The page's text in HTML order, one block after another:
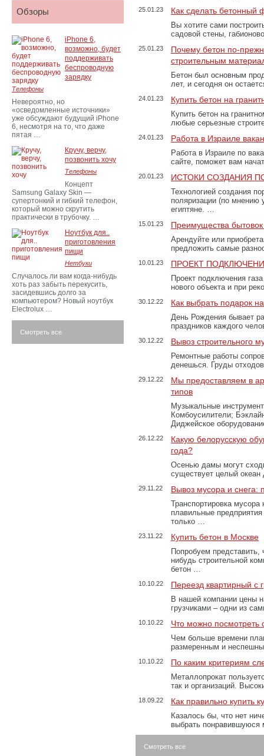
25.01.23 Как сделать бетонный
Вы хотите сами
садовой стены,
25.01.23
Почему бетон по-
строительным
Бетон был основным
лет, и сегодня он
24.01.23 Купить бетон на
Купить бетон на
любые серьезные
24.01.23 Работа в Израиле
Работа в Израиле по
сайте, поможет вам
20.01.23 ИСТОКИ СОЗДАНИЯ
Технологией создания
поляризации (по
египтяне. …
15.01.23 Преимущества
Арендуйте или
предложить самые
10.01.23 ПРОЕКТ
Проект подключения
нового объекта и при
30.12.22 Как выбрать подарок
День Рождения бывает
праздников каждого
30.12.22 Вывоз строительного
Ремонтные работы
денешься. Груды
29.12.22
Мы предоставляем в
типов
Музыкальные
Комбоусилители;
Диджейское
26.12.22
Какую белорусскую
года?
Осенью дамы могут
существует целый
29.11.22 Вывоз мусора и
Транспортировка
плавильные
только …
23.11.22 Купить бетон в Москве
Попробуем представить,
нибудь строительной
бетон …
10.10.22 Переезд квартирный с
В нашей компании цены
грузчиками – одни из
10.10.22 Что можно посмотреть
Чем больше времени
размеренным и
10.10.22 По каким критериям
Металлопрокат
так и организаций.
18.09.22 Как правильно купить
Казалось бы, что нет
выбрать
Смотреть все
Обзоры
iPhone 6,
возможно, будет
поддерживать
беспроводную
зарядку
Телефоны
Невероятно, но
«осведомленные источники»
уже обсуждают будущий iPhone
6, несмотря на то, что даже
пятая …
Кручу, верчу,
позвонить хочу
Телефоны
Концепт
Samsung Galaxy Skin —
супертонкий и гибкий телефон,
который можно скрутить
практически в трубочку. …
Ноутбук для..
приготовления
пищи
Нетбуки
Случалось ли вам когда-нибудь
хоть раз забыть перекусить,
засидевшись долго за
компьютером? Новый ноутбук
Electrolux …
Смотреть все